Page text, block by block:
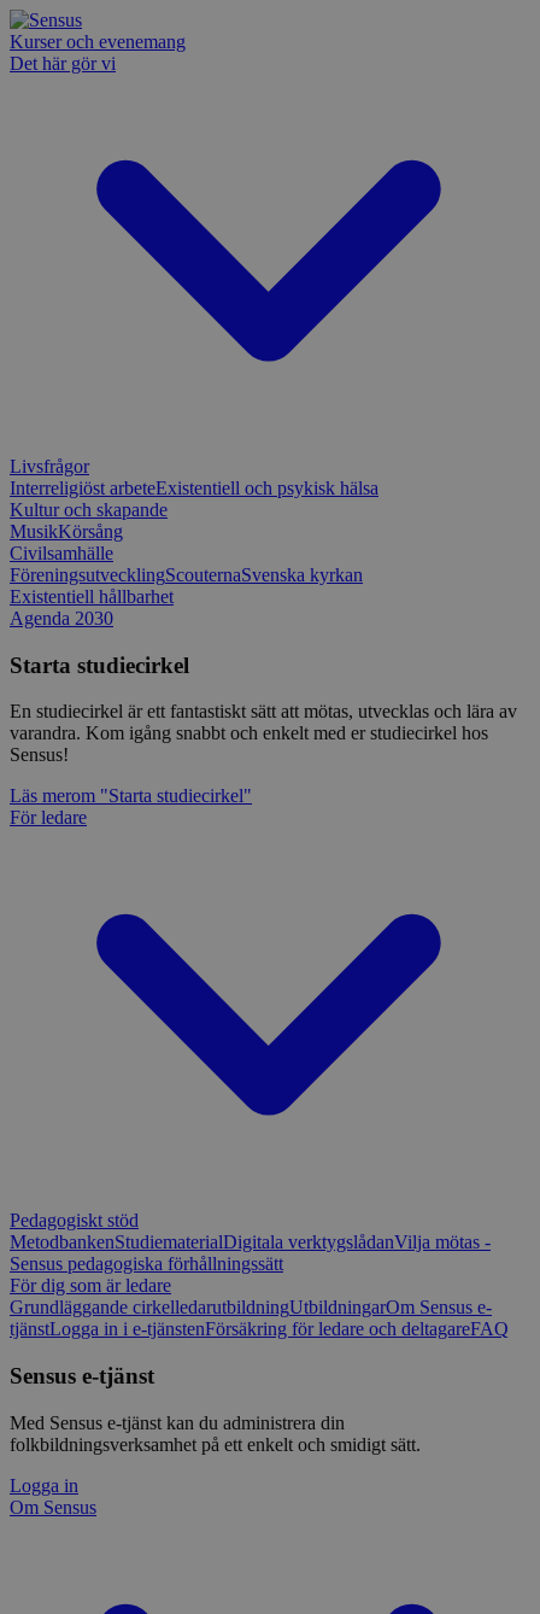
Kurser och evenemang
Det här gör vi
Livsfrågor
Interreligiöst arbeteExistentiell och psykisk hälsa
Kultur och skapande
MusikKörsång
Civilsamhälle
FöreningsutvecklingScouternaSvenska kyrkan
Existentiell hållbarhet
Agenda 2030
Starta studiecirkel
En studiecirkel är ett fantastiskt sätt att mötas, utvecklas och lära av
varandra. Kom igång snabbt och enkelt med er studiecirkel hos
Sensus!
Läs merom "Starta studiecirkel"
För ledare
Pedagogiskt stöd
MetodbankenStudiematerialDigitala verktygslådanVilja mötas -
Sensus pedagogiska förhållningssätt
För dig som är ledare
Grundläggande cirkelledarutbildningUtbildningarOm Sensus e-
tjänstLogga in i e-tjänstenFörsäkring för ledare och deltagareFAQ
Sensus e-tjänst
Med Sensus e-tjänst kan du administrera din
folkbildningsverksamhet på ett enkelt och smidigt sätt.
Logga in
Om Sensus